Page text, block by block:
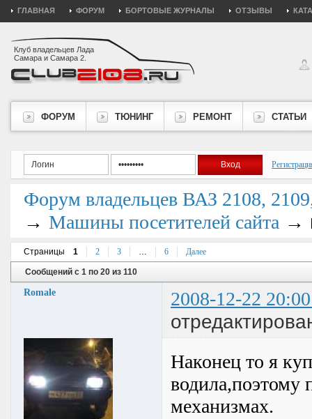
ГЛАВНАЯ ФОРУМ БОРТОВЫЕ ЖУРНАЛЫ ОТЗЫВЫ
Клуб владельцев Лада
Самара и Самара 2.
ФОРУМ ТЮНИНГ РЕМОНТ СТАТЬИ
Форум владельцев ВАЗ 2108,
→ Машины посетителей сайта →
Страницы 1 2 3 … 6 Далее
Сообщений с 1 по 20 из 110
Romale 2008-12-22
Наконец то я
водила,поэтому
механизмах.